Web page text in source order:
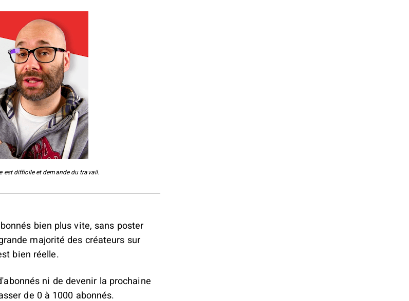
est difficile et demande du travail.
bien plus vite, sans poster
majorité des créateurs sur
bien réelle.
ni de devenir la prochaine
de 0 à 1000 abonnés.